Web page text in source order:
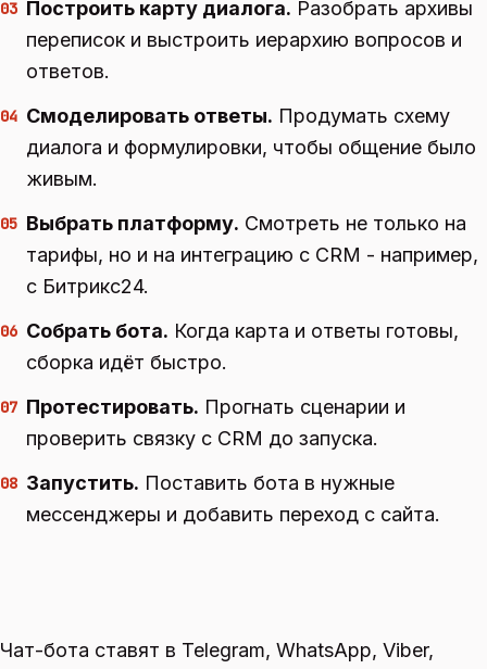
03 Построить карту диалога. Разобрать архивы
переписок и выстроить иерархию вопросов и
ответов.
04 Смоделировать ответы. Продумать схему
диалога и формулировки, чтобы общение было
живым.
05 Выбрать платформу. Смотреть не только на
тарифы, но и на интеграцию с CRM - например,
с Битрикс24.
06 Собрать бота. Когда карта и ответы готовы,
сборка идёт быстро.
07 Протестировать. Прогнать сценарии и
проверить связку с CRM до запуска.
08 Запустить. Поставить бота в нужные
мессенджеры и добавить переход с сайта.
Чат-бота ставят в Telegram, WhatsApp, Viber,